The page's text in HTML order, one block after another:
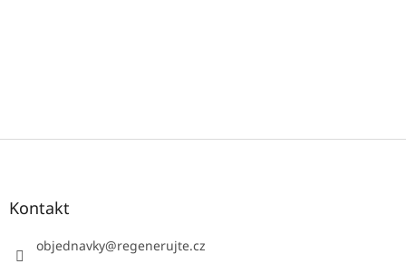
Z
Kontakt
objednavky@regenerujte.cz